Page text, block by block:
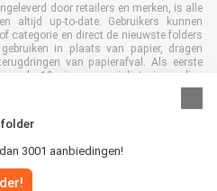
3001 aanbiedingen!
door retailers en merken, is alle
altijd up-to-date. Gebruikers kunnen
categorie en direct de nieuwste folders
in plaats van papier, dragen
van papierafval. Als eerste
en al 19 jaar specialist in online
samenwerkingen opgebouwd
we uitgegroeid tot de toonaangevende